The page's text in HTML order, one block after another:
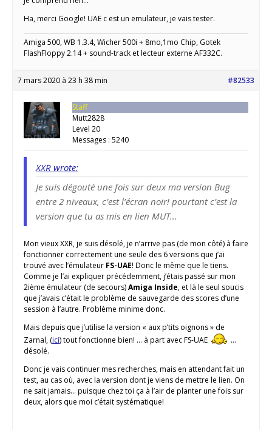
Ha, merci Google! UAE c est un emulateur, je vais tester.
Amiga 500, WB 1.3.4, Wicher 500i + 8mo,1mo Chip, Gotek
FlashFloppy 2.14 + sound-track et lecteur externe AF332C.
7 mars 2020 à 23 h 38 min #82533
Staff
Mutt2828
Level 20
Messages : 5240
XXR wrote:
Je suis dégouté une fois sur deux ma version Bug
entre 2 niveaux, c’est l’écran noir! pourtant c’est la
version que tu as mis en lien MUT…
Mon vieux XXR, je suis désolé, je n’arrive pas (de mon côté) à faire
fonctionner correctement une seule des 6 versions que j’ai
trouvé avec l’émulateur FS-UAE! Donc le même que le tiens.
Comme je l’ai expliquer précédemment, j’étais passé sur mon
2ième émulateur (de secours)Amiga Inside, et là le seul soucis
que j’avais c’était le problème de sauvegarde des scores d’une
session à l’autre. Problème minime donc.
Mais depuis que j’utilise la version « aux p’tits oignons » de
Zarnal, (ici) tout fonctionne bien! … à part avec FS-UAE
…
désolé.
Donc je vais continuer mes recherches, mais en attendant fait un
test, au cas où, avec la version dont je viens de mettre le lien. On
ne sait jamais… puisque chez toi ça à l’air de planter une fois sur
deux, alors que moi c’était systématique!